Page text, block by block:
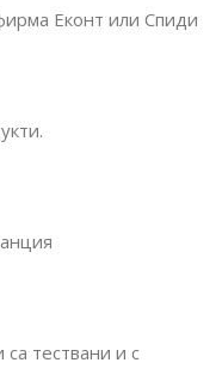
Еконт или Спиди
тествани и с